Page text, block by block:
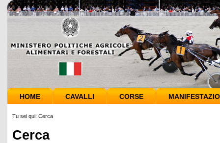
HOME CAVALLI CORSE
Tu sei qui: Cerca
Cerca